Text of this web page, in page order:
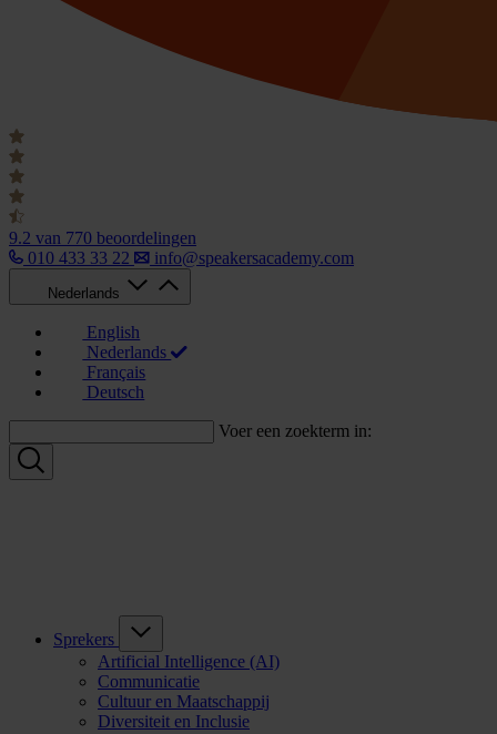
9.2 van 770 beoordelingen
010 433 33 22
info@speakersacademy.com
Nederlands
English
Nederlands
Français
Deutsch
Voer een zoekterm in:
Sprekers
Artificial Intelligence (AI)
Communicatie
Cultuur en Maatschappij
Diversiteit en Inclusie